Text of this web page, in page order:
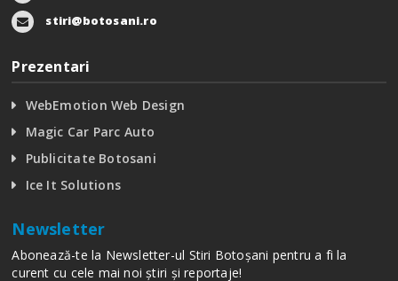
stiri@botosani.ro
Prezentari
WebEmotion Web Design
Magic Car Parc Auto
Publicitate Botosani
Ice It Solutions
Newsletter
Abonează-te la Newsletter-ul Stiri Botoșani pentru a fi la
curent cu cele mai noi știri și reportaje!